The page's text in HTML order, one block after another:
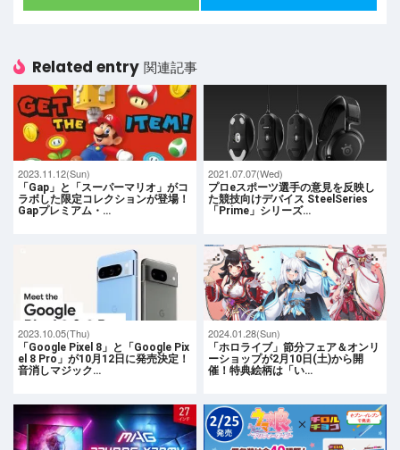
Related entry 関連記事
2023.11.12(Sun)
「Gap」と「スーパーマリオ」がコ
ラボした限定コレクションが登場！
Gapプレミアム・…
2021.07.07(Wed)
プロeスポーツ選手の意見を反映し
た競技向けデバイス SteelSeries
「Prime」シリーズ…
2023.10.05(Thu)
「Google Pixel 8」と「Google Pix
el 8 Pro」が10月12日に発売決定！
音消しマジック…
2024.01.28(Sun)
「ホロライブ」節分フェア＆オンリ
ーショップが2月10日(土)から開
催！特典絵柄は「い…